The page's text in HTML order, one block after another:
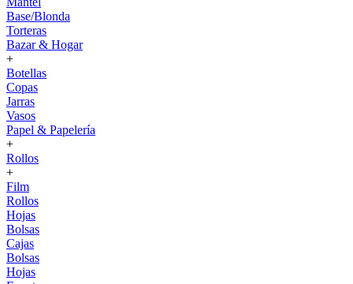
Base/Blonda
Torteras
Bazar & Hogar
+
Botellas
Copas
Jarras
Vasos
Papel & Papelería
+
Rollos
+
Film
Rollos
Hojas
Bolsas
Cajas
Bolsas
Hojas